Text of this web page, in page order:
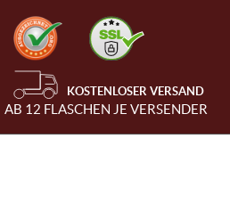
KOSTENLOSER VERSAND
AB 12 FLASCHEN JE VERSENDER